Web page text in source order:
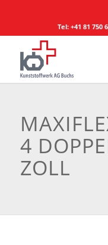
Tel: +41 81 750
4
ZOLL